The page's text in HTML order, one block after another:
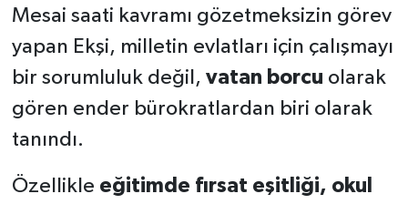
Mesai saati kavramı gözetmeksizin görev
yapan Ekşi, milletin evlatları için çalışmayı
bir sorumluluk değil, vatan borcu olarak
gören ender bürokratlardan biri olarak
tanındı.
Özellikle eğitimde fırsat eşitliği, okul